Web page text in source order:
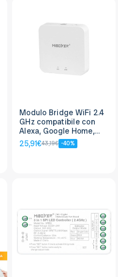
Modulo Bridge WiFi 2.4
GHz compatibile con
Alexa, Google Home,
IFTTT, Siri Shortcuts -
Tuya
25,91€43,19€ -40%